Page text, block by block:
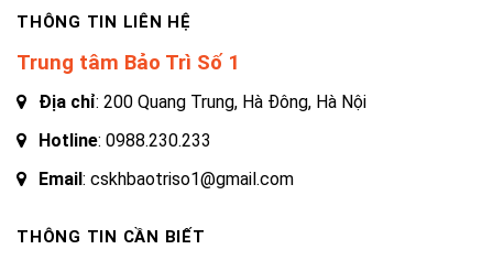
THÔNG TIN LIÊN HỆ
Trung tâm Bảo Trì Số 1
Địa chỉ: 200 Quang Trung, Hà Đông, Hà Nội
Hotline: 0988.230.233
Email: cskhbaotriso1@gmail.com
THÔNG TIN CẦN BIẾT